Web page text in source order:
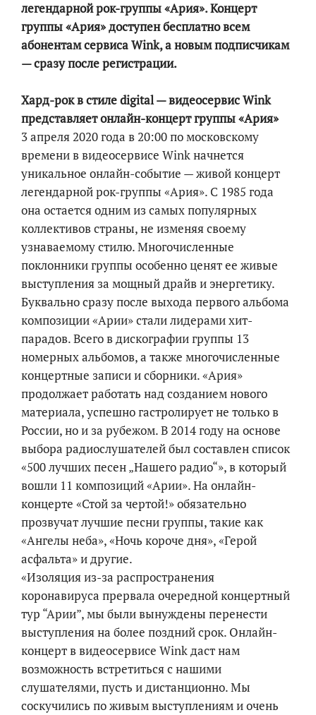
легендарной рок-группы «Ария». Концерт
группы «Ария» доступен бесплатно всем
абонентам сервиса Wink, а новым подписчикам
— сразу после регистрации.
Хард-рок в стиле digital — видеосервис Wink
представляет онлайн-концерт группы «Ария»
3 апреля 2020 года в 20:00 по московскому
времени в видеосервисе Wink начнется
уникальное онлайн-событие — живой концерт
легендарной рок-группы «Ария». С 1985 года
она остается одним из самых популярных
коллективов страны, не изменяя своему
узнаваемому стилю. Многочисленные
поклонники группы особенно ценят ее живые
выступления за мощный драйв и энергетику.
Буквально сразу после выхода первого альбома
композиции «Арии» стали лидерами хит-
парадов. Всего в дискографии группы 13
номерных альбомов, а также многочисленные
концертные записи и сборники. «Ария»
продолжает работать над созданием нового
материала, успешно гастролирует не только в
России, но и за рубежом. В 2014 году на основе
выбора радиослушателей был составлен список
«500 лучших песен „Нашего радио“», в который
вошли 11 композиций «Арии». На онлайн-
концерте «Стой за чертой!» обязательно
прозвучат лучшие песни группы, такие как
«Ангелы неба», «Ночь короче дня», «Герой
асфальта» и другие.
«Изоляция из-за распространения
коронавируса прервала очередной концертный
тур “Арии”, мы были вынуждены перенести
выступления на более поздний срок. Онлайн-
концерт в видеосервисе Wink даст нам
возможность встретиться с нашими
слушателями, пусть и дистанционно. Мы
соскучились по живым выступлениям и очень